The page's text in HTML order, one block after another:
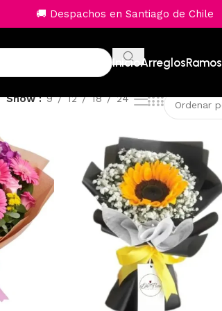
🚚 Despachos en Santiago de Chile
InicioArreglosRamos
Show 9 12 18 24